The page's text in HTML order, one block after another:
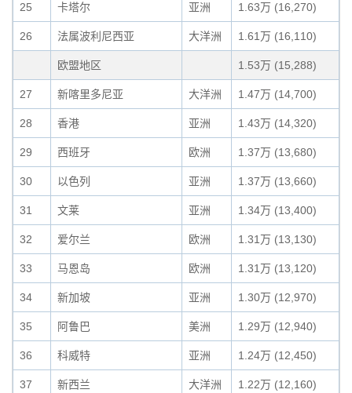
25 卡塔尔 亚洲 1.63万 (16,270)
26 法属波利尼西亚 大洋洲 1.61万 (16,110)
欧盟地区 1.53万 (15,288)
27 新喀里多尼亚 大洋洲 1.47万 (14,700)
28 香港 亚洲 1.43万 (14,320)
29 西班牙 欧洲 1.37万 (13,680)
30 以色列 亚洲 1.37万 (13,660)
31 文莱 亚洲 1.34万 (13,400)
32 爱尔兰 欧洲 1.31万 (13,130)
33 马恩岛 欧洲 1.31万 (13,120)
34 新加坡 亚洲 1.30万 (12,970)
35 阿鲁巴 美洲 1.29万 (12,940)
36 科威特 亚洲 1.24万 (12,450)
37 新西兰 大洋洲 1.22万 (12,160)